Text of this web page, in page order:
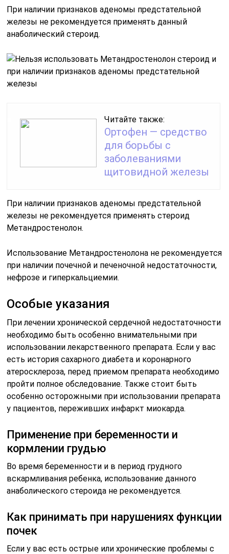
При наличии признаков аденомы предстательной
железы не рекомендуется применять данный
анаболический стероид.
Читайте также:
Ортофен — средство
для борьбы с
заболеваниями
щитовидной железы
При наличии признаков аденомы предстательной
железы не рекомендуется применять стероид
Метандростенолон.
Использование Метандростенолона не рекомендуется
при наличии почечной и печеночной недостаточности,
нефрозе и гиперкальциемии.
Особые указания
При лечении хронической сердечной недостаточности
необходимо быть особенно внимательными при
использовании лекарственного препарата. Если у вас
есть история сахарного диабета и коронарного
атеросклероза, перед приемом препарата необходимо
пройти полное обследование. Также стоит быть
особенно осторожными при использовании препарата
у пациентов, переживших инфаркт миокарда.
Применение при беременности и
кормлении грудью
Во время беременности и в период грудного
вскармливания ребенка, использование данного
анаболического стероида не рекомендуется.
Как принимать при нарушениях функции
почек
Если у вас есть острые или хронические проблемы с